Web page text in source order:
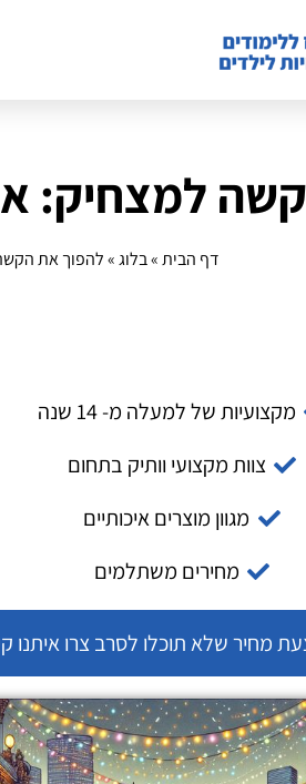
למצחיק:
דף הבית»בלוג»להפוך את
מקצועיות של למעלה מ- 14 שנה
צוות מקצועי וותיק בתחום
מגוון מוצרים איכותיים
מחירים משתלמים
מחיר שלא תוכלו לסרב צרו איתנו